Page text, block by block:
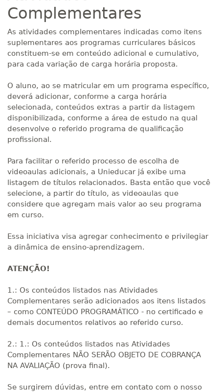
Complementares
As atividades complementares indicadas como itens
suplementares aos programas curriculares básicos
constituem-se em conteúdo adicional e cumulativo,
para cada variação de carga horária proposta.
O aluno, ao se matricular em um programa específico,
deverá adicionar, conforme a carga horária
selecionada, conteúdos extras a partir da listagem
disponibilizada, conforme a área de estudo na qual
desenvolve o referido programa de qualificação
profissional.
Para facilitar o referido processo de escolha de
videoaulas adicionais, a Unieducar já exibe uma
listagem de títulos relacionados. Basta então que você
selecione, a partir do título, as videoaulas que
considere que agregam mais valor ao seu programa
em curso.
Essa iniciativa visa agregar conhecimento e privilegiar
a dinâmica de ensino-aprendizagem.
ATENÇÃO!
1.: Os conteúdos listados nas Atividades
Complementares serão adicionados aos itens listados
– como CONTEÚDO PROGRAMÁTICO - no certificado e
demais documentos relativos ao referido curso.
2.: 1.: Os conteúdos listados nas Atividades
Complementares NÃO SERÃO OBJETO DE COBRANÇA
NA AVALIAÇÃO (prova final).
Se surgirem dúvidas, entre em contato com o nosso